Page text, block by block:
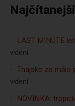
LAST MINUTE
videní
Thajsko za málo
videní
NOVINKA: